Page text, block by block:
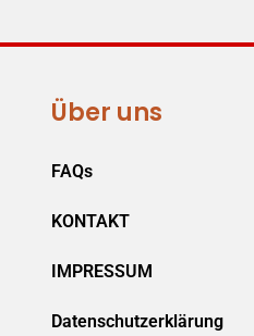
Über uns
FAQs
KONTAKT
IMPRESSUM
Datenschutzerklärung